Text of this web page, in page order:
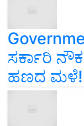
ಸರ್ಕಾರಿ
ಹಣದ ಮಳೆ!